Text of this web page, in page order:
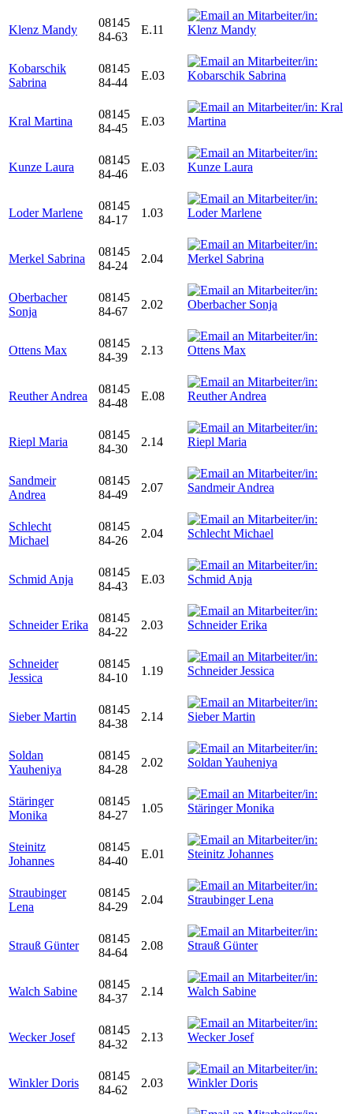
Klenz Mandy
08145
84-63
E.11
Kobarschik
Sabrina
08145
84-44
E.03
Kral Martina
08145
84-45
E.03
Kunze Laura
08145
84-46
E.03
Loder Marlene
08145
84-17
1.03
Merkel Sabrina
08145
84-24
2.04
Oberbacher
Sonja
08145
84-67
2.02
Ottens Max
08145
84-39
2.13
Reuther Andrea
08145
84-48
E.08
Riepl Maria
08145
84-30
2.14
Sandmeir
Andrea
08145
84-49
2.07
Schlecht
Michael
08145
84-26
2.04
Schmid Anja
08145
84-43
E.03
Schneider Erika
08145
84-22
2.03
Schneider
Jessica
08145
84-10
1.19
Sieber Martin
08145
84-38
2.14
Soldan
Yauheniya
08145
84-28
2.02
Stäringer
Monika
08145
84-27
1.05
Steinitz
Johannes
08145
84-40
E.01
Straubinger
Lena
08145
84-29
2.04
Strauß Günter
08145
84-64
2.08
Walch Sabine
08145
84-37
2.14
Wecker Josef
08145
84-32
2.13
Winkler Doris
08145
84-62
2.03